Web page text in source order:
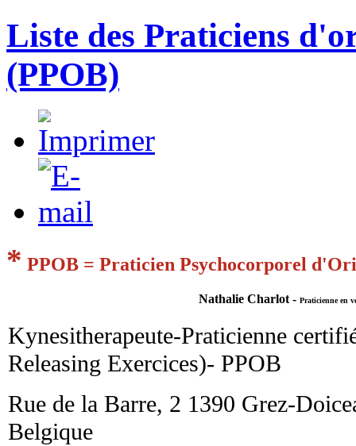
Liste des Praticiens
(PPOB)
* PPOB = Praticien Psychocorporel
Nathalie Charlot - Praticienne en
Kynesitherapeute-Praticienne
Releasing Exercices)- PPOB
Rue de la Barre, 2 1390 Grez-
Belgique